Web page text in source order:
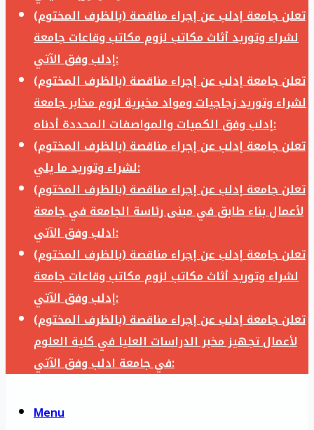
تعلن جامعة إدلب عن إجراء مناقصة (بالظرف المختوم)
لشراء وتوريد أثاث مكاتب لزوم مكاتب وقاعات جامعة
إدلب وفق الآتي:
تعلن جامعة إدلب عن إجراء مناقصة (بالظرف المختوم)
لشراء وتوريد زجاجيات ومواد مخبرية لزوم مخابر جامعة
إدلب وفق الكميات والمواصفات المحددة أدناه:
تعلن جامعة إدلب عن إجراء مناقصة (بالظرف المختوم)
لشراء وتوريد ما يلي:
تعلن جامعة إدلب عن إجراء مناقصة (بالظرف المختوم)
لأعمال بناء طابق في مبنى رئاسة الجامعة في جامعة
ادلب وفق الآتي:
تعلن جامعة إدلب عن إجراء مناقصة (بالظرف المختوم)
لشراء وتوريد أثاث مكاتب لزوم مكاتب وقاعات جامعة
إدلب وفق الآتي:
تعلن جامعة إدلب عن إجراء مناقصة (بالظرف المختوم)
لأعمال تجهيز مخبر الدراسات العليا في كلية العلوم
في جامعة ادلب وفق الآتي:
Menu